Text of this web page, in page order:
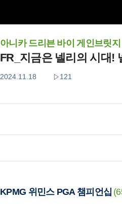
아니카 드리븐 바이 게인브릿지
FR_지금은 넬리의 시대!
2024.11.18 121
KPMG 위민스 PGA 챔피언십